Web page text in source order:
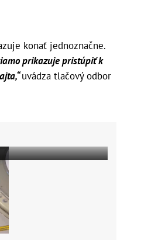
konať jednoznačne.
prikazuje pristúpiť k
uvádza tlačový odbor